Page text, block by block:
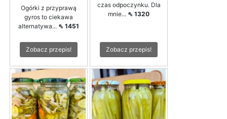
Ogórki z przyprawą
gyros to ciekawa
alternatywa... ⇖ 1451
Zobacz przepis!
czas odpoczynku. Dla
mnie... ⇖ 1320
Zobacz przepis!